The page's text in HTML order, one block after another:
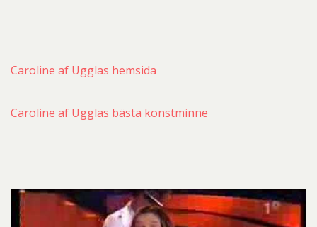
Caroline af Ugglas hemsida
Caroline af Ugglas bästa konstminne